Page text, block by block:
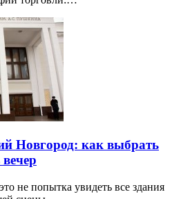
Новгород: как выбрать
не попытка увидеть все здания